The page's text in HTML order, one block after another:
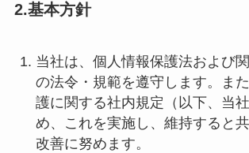
2.基本方針
当社は、個人情報保護法および
の法令・規範を遵守します。ま
護に関する社内規定（以下、当
め、これを実施し、維持すると
改善に努めます。